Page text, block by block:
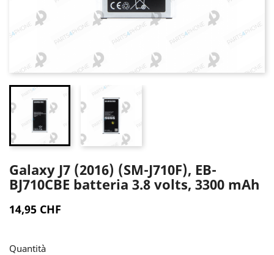
Galaxy J7 (2016) (SM-J710F), EB-
BJ710CBE batteria 3.8 volts, 3300 mAh
14,95 CHF
Quantità